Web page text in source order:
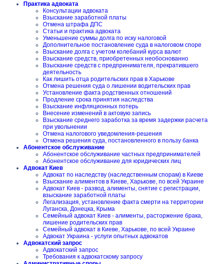
Практика адвоката
Консультации адвоката
Взыскание заработной платы
Отмена штрафа ДПС
Статьи и практика адвоката
Уменьшение суммы долга по иску налоговой
Дополнительное постановление суда в налоговом споре
Взыскание долга с учетом колебаний курса валют
Взыскание средств, приобретенных необоснованно
Взыскание средств с предпринимателя, прекратившего
деятельность
Как лишить отца родительских прав в Харькове
Отмена решения суда о лишении водительских прав
Установление факта родственных отношений
Продление срока принятия наследства
Взыскание инфляционных потерь
Внесение изменений в актовую запись
Взыскание среднего заработка за время задержки расчета
при увольнении
Отмена налогового уведомления-решения
Отмена решения суда, постановленного в пользу банка
Абонентское обслуживание
Абонентское обслуживание частных предпринимателей
Абонентское обслуживание для юридических лиц
Адвокат Киев
Адвокат по наследству (наследственным спорам) в Киеве
Взыскание алиментов в Киеве, Харькове, по всей Украине
Адвокат Киев - развод, алименты, снятие с регистрации,
взыскание заработной платы
Легализация, установление факта смерти на территории
Луганска, Донецка, Крыма
Семейный адвокат Киев - алименты, расторжение брака,
лишение родительских прав
Семейный адвокат в Киеве, Харькове, по всей Украине
Адвокат Украина - услуги опытных адвокатов
Адвокатский запрос
Адвокатский запрос
Требования к адвокатскому запросу